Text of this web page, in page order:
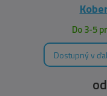
Do 3-5
Dostupný v
od